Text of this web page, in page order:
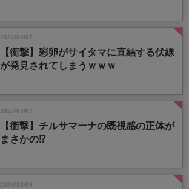
2026/08/07
【衝撃】彩卵がサイタマに直結する伏線
が発見されてしまうｗｗｗ
2026/08/07
【衝撃】チルサマーナの既視感の正体が
まさかの⁉️
2026/08/06